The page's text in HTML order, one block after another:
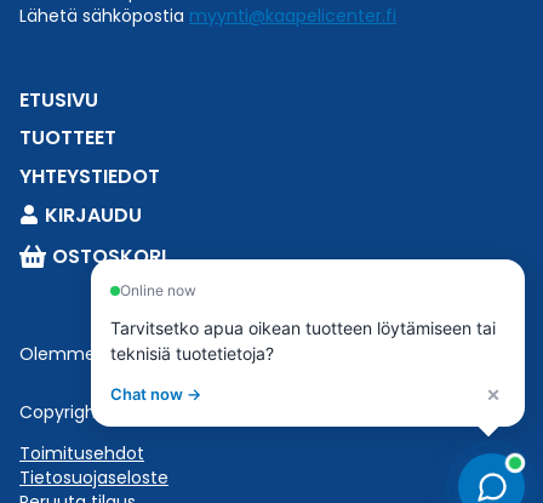
Lähetä sähköpostia myynti@kaapelicenter.fi
ETUSIVU
TUOTTEET
YHTEYSTIEDOT
KIRJAUDU
OSTOSKORI
Olemme osaEsbeconia.
Copyright © 2023 Esbecon | All Rights Reserved
Toimitusehdot
Tietosuojaseloste
Online now
Tarvitsetko apua oikean tuotteen löytämiseen tai
teknisiä tuotetietoja?
Chat now → ×